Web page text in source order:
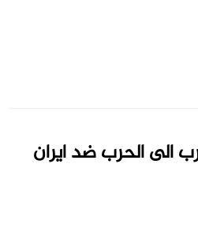
الى الحرب ضد ايران